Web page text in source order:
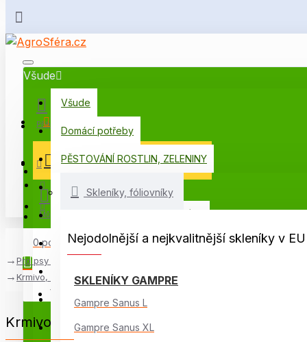
Všude
Všude
Domácí potřeby
PĚSTOVÁNÍ ROSTLIN, ZELENINY
PORADNA
Voliéry, ptačí klece
Skleníky AgroSféra
Skleníky Gampre
Přihlášení
Registrace
Můj seznam
0 položek - 0,00 Kč
Váš nákupní košík je prázdný!
VŠECHNY KATEGORIE
Skleníky, fóliovníky
Nejodolnější a nejkvalitnější skleníky v
SKLENÍKY GAMPRE
Gampre Sanus L
Gampre Sanus XL
Pro psy a kočky
Krmivo, pochoutky
Krmivo, pochoutky